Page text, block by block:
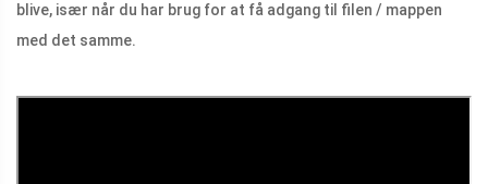
blive, især når du har brug for at få adgang til filen / mappen
med det samme.